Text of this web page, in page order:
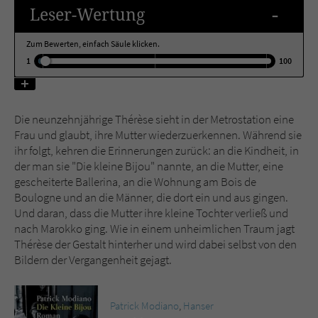
Leser-Wertung -
Zum Bewerten, einfach Säule klicken.
1
100
Die neunzehnjährige Thérèse sieht in der Metrostation eine
Frau und glaubt, ihre Mutter wiederzuerkennen. Während sie
ihr folgt, kehren die Erinnerungen zurück: an die Kindheit, in
der man sie "Die kleine Bijou" nannte, an die Mutter, eine
gescheiterte Ballerina, an die Wohnung am Bois de
Boulogne und an die Männer, die dort ein und aus gingen.
Und daran, dass die Mutter ihre kleine Tochter verließ und
nach Marokko ging. Wie in einem unheimlichen Traum jagt
Thérèse der Gestalt hinterher und wird dabei selbst von den
Bildern der Vergangenheit gejagt.
Patrick Modiano, Hanser
Name tx_pwcomments_ahash
Anbieter Literatur-Couch Medien GmbH & Co. KG
Zweck Cookie für Kommentare einzelner Buchtitel
Name fe_typo_user
Anbieter Literatur-Couch Medien GmbH & Co. KG
Laufzeit Session
Zweck
Benutzer. Es wird benötigt um z. B. den